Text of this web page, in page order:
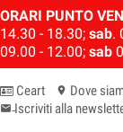
ORARI PUNTO
14.30 - 18.30; sab.
09.00 - 12.00; sab
Ceart location_on Dove
email-
Iscriviti alla